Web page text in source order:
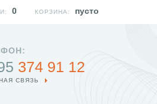
374 91 12
СВЯЗЬ
КОРЗИНА: пусто
0